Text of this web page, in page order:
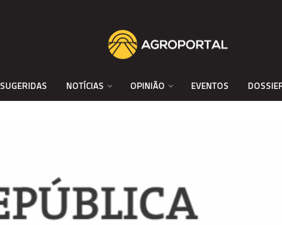
SUGERIDAS NOTÍCIAS OPINIÃO EVENTOS